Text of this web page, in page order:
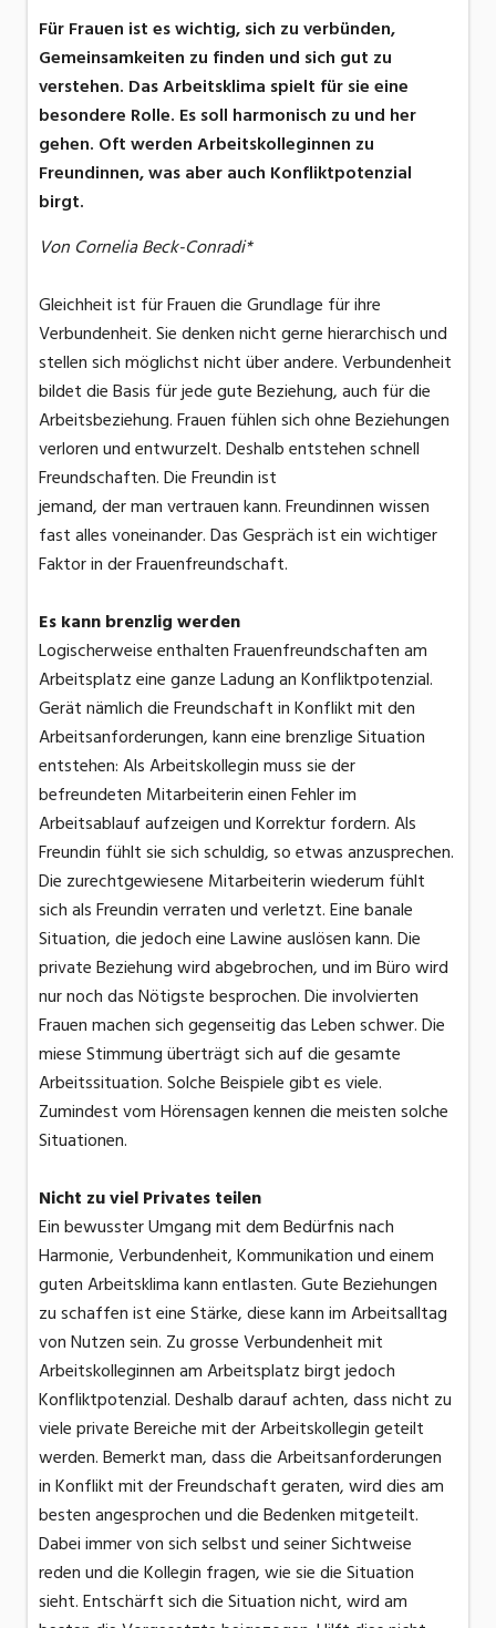
Für Frauen ist es wichtig, sich zu verbünden,
Gemeinsamkeiten zu finden und sich gut zu
verstehen. Das Arbeitsklima spielt für sie eine
besondere Rolle. Es soll harmonisch zu und her
gehen. Oft werden Arbeitskolleginnen zu
Freundinnen, was aber auch Konfliktpotenzial
birgt.
Von Cornelia Beck-Conradi*
Gleichheit ist für Frauen die Grundlage für ihre
Verbundenheit. Sie denken nicht gerne hierarchisch und
stellen sich möglichst nicht über andere. Verbundenheit
bildet die Basis für jede gute Beziehung, auch für die
Arbeitsbeziehung. Frauen fühlen sich ohne Beziehungen
verloren und entwurzelt. Deshalb entstehen schnell
Freundschaften. Die Freundin ist
jemand, der man vertrauen kann. Freundinnen wissen
fast alles voneinander. Das Gespräch ist ein wichtiger
Faktor in der Frauenfreundschaft.
Es kann brenzlig werden
Logischerweise enthalten Frauenfreundschaften am
Arbeitsplatz eine ganze Ladung an Konfliktpotenzial.
Gerät nämlich die Freundschaft in Konflikt mit den
Arbeitsanforderungen, kann eine brenzlige Situation
entstehen: Als Arbeitskollegin muss sie der
befreundeten Mitarbeiterin einen Fehler im
Arbeitsablauf aufzeigen und Korrektur fordern. Als
Freundin fühlt sie sich schuldig, so etwas anzusprechen.
Die zurechtgewiesene Mitarbeiterin wiederum fühlt
sich als Freundin verraten und verletzt. Eine banale
Situation, die jedoch eine Lawine auslösen kann. Die
private Beziehung wird abgebrochen, und im Büro wird
nur noch das Nötigste besprochen. Die involvierten
Frauen machen sich gegenseitig das Leben schwer. Die
miese Stimmung überträgt sich auf die gesamte
Arbeitssituation. Solche Beispiele gibt es viele.
Zumindest vom Hörensagen kennen die meisten solche
Situationen.
Nicht zu viel Privates teilen
Ein bewusster Umgang mit dem Bedürfnis nach
Harmonie, Verbundenheit, Kommunikation und einem
guten Arbeitsklima kann entlasten. Gute Beziehungen
zu schaffen ist eine Stärke, diese kann im Arbeitsalltag
von Nutzen sein. Zu grosse Verbundenheit mit
Arbeitskolleginnen am Arbeitsplatz birgt jedoch
Konfliktpotenzial. Deshalb darauf achten, dass nicht zu
viele private Bereiche mit der Arbeitskollegin geteilt
werden. Bemerkt man, dass die Arbeitsanforderungen
in Konflikt mit der Freundschaft geraten, wird dies am
besten angesprochen und die Bedenken mitgeteilt.
Dabei immer von sich selbst und seiner Sichtweise
reden und die Kollegin fragen, wie sie die Situation
sieht. Entschärft sich die Situation nicht, wird am